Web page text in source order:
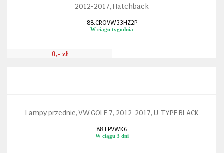
Profilowana nakładka na zderzak, Volkswagen Golf VII
88.CROVW33HZ2P
88.LPVWK6